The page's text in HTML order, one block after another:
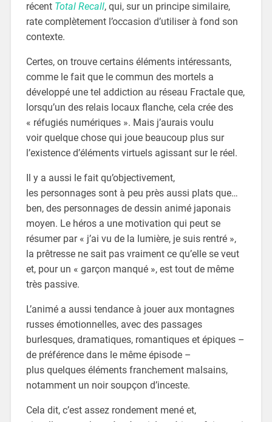
récent Total Recall, qui, sur un principe similaire,
rate complètement l’occasion d’utiliser à fond son
contexte.
Certes, on trouve certains éléments intéressants,
comme le fait que le commun des mortels a
développé une tel addiction au réseau Fractale que,
lorsqu’un des relais locaux flanche, cela crée des
« réfugiés numériques ». Mais j’aurais voulu
voir quelque chose qui joue beaucoup plus sur
l’existence d’éléments virtuels agissant sur le réel.
Il y a aussi le fait qu’objectivement,
les personnages sont à peu près aussi plats que…
ben, des personnages de dessin animé japonais
moyen. Le héros a une motivation qui peut se
résumer par « j’ai vu de la lumière, je suis rentré »,
la prêtresse ne sait pas vraiment ce qu’elle se veut
et, pour un « garçon manqué », est tout de même
très passive.
L’animé a aussi tendance à jouer aux montagnes
russes émotionnelles, avec des passages
burlesques, dramatiques, romantiques et épiques –
de préférence dans le même épisode –
plus quelques éléments franchement malsains,
notamment un noir soupçon d’inceste.
Cela dit, c’est assez rondement mené et,